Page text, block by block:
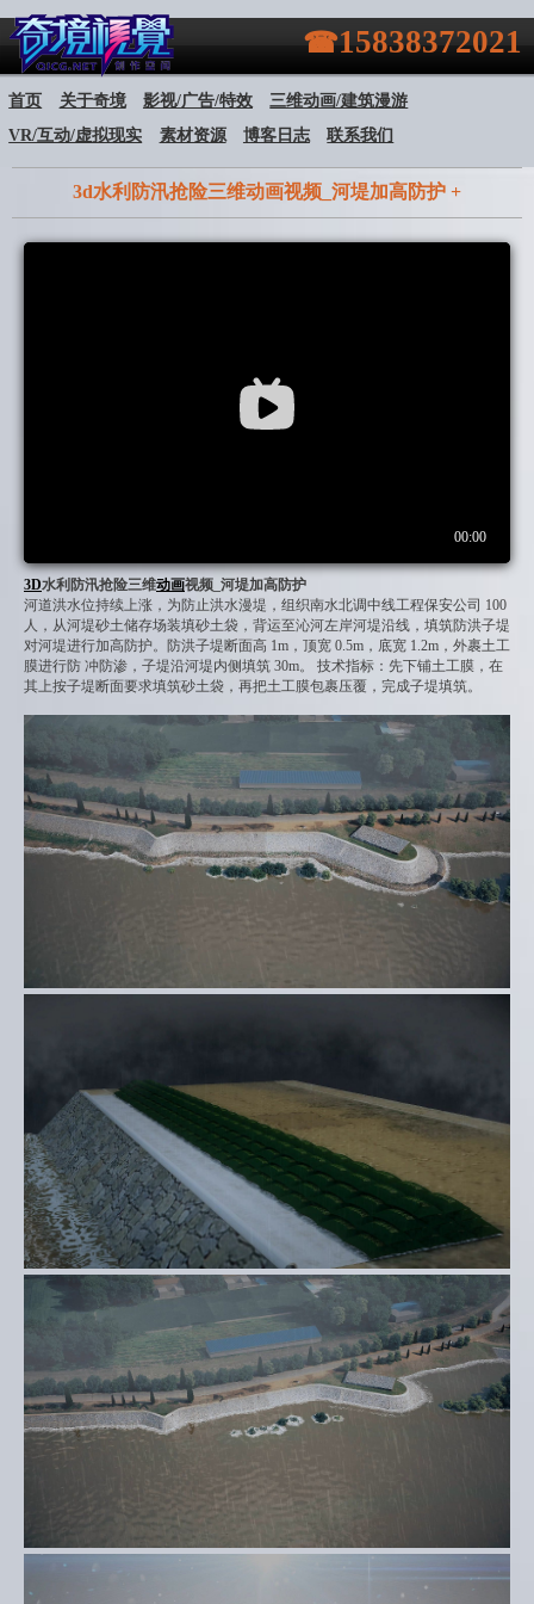
15838372021
首页 关于奇境 影视/广告/特效
三维动画/建筑漫游
VR/互动/虚拟现实
素材资源 博客日志 联系我们
3d水利防汛抢险三维动画视频_河堤加高防护 +
3D水利防汛抢险三维动画视频_河堤加高防护
河道洪水位持续上涨，为防止洪水漫堤，组织南水北调中线工程保安公司 100
人，从河堤砂土储存场装填砂土袋，背运至沁河左岸河堤沿线，填筑防洪子堤
对河堤进行加高防护。防洪子堤断面高 1m，顶宽 0.5m，底宽 1.2m，外裹土工
膜进行防 冲防渗，子堤沿河堤内侧填筑 30m。 技术指标：先下铺土工膜，在
其上按子堤断面要求填筑砂土袋，再把土工膜包裹压覆，完成子堤填筑。